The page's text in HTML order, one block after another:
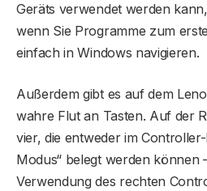
Geräts verwendet werden
wenn Sie Programme zum
einfach in Windows navigieren.
Außerdem gibt es auf dem
wahre Flut an Tasten. Auf der
vier, die entweder im
Modus“ belegt werden können
Verwendung des rechten